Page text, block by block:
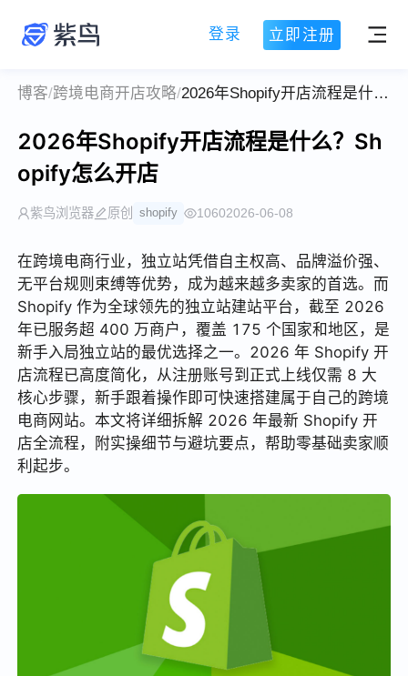
登录 立即注册
博客/跨境电商开店攻略/ 2026年Shopify开店流程是什么？Shopify怎么开店
2026年Shopify开店流程是什么？Sh
opify怎么开店
紫鸟浏览器 原创 shopify 10602026-06-08
在跨境电商行业，独立站凭借自主权高、品牌溢价强、
无平台规则束缚等优势，成为越来越多卖家的首选。而
Shopify 作为全球领先的独立站建站平台，截至 2026
年已服务超 400 万商户，覆盖 175 个国家和地区，是
新手入局独立站的最优选择之一。2026 年 Shopify 开
店流程已高度简化，从注册账号到正式上线仅需 8 大
核心步骤，新手跟着操作即可快速搭建属于自己的跨境
电商网站。本文将详细拆解 2026 年最新 Shopify 开
店全流程，附实操细节与避坑要点，帮助零基础卖家顺
利起步。